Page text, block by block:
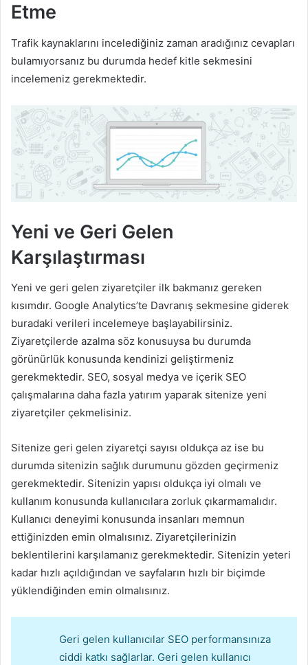
Etme
Trafik kaynaklarını incelediğiniz zaman aradığınız cevapları
bulamıyorsanız bu durumda hedef kitle sekmesini
incelemeniz gerekmektedir.
Yeni ve Geri Gelen
Karşılaştırması
Yeni ve geri gelen ziyaretçiler ilk bakmanız gereken
kısımdır. Google Analytics’te Davranış sekmesine giderek
buradaki verileri incelemeye başlayabilirsiniz.
Ziyaretçilerde azalma söz konusuysa bu durumda
görünürlük konusunda kendinizi geliştirmeniz
gerekmektedir. SEO, sosyal medya ve içerik SEO
çalışmalarına daha fazla yatırım yaparak sitenize yeni
ziyaretçiler çekmelisiniz.
Sitenize geri gelen ziyaretçi sayısı oldukça az ise bu
durumda sitenizin sağlık durumunu gözden geçirmeniz
gerekmektedir. Sitenizin yapısı oldukça iyi olmalı ve
kullanım konusunda kullanıcılara zorluk çıkarmamalıdır.
Kullanıcı deneyimi konusunda insanları memnun
ettiğinizden emin olmalısınız. Ziyaretçilerinizin
beklentilerini karşılamanız gerekmektedir. Sitenizin yeteri
kadar hızlı açıldığından ve sayfaların hızlı bir biçimde
yüklendiğinden emin olmalısınız.
Geri gelen kullanıcılar SEO performansınıza
ciddi katkı sağlarlar. Geri gelen kullanıcı